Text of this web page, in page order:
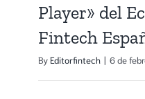
Player» del
Fintech
ByEditorfintech | 6 de